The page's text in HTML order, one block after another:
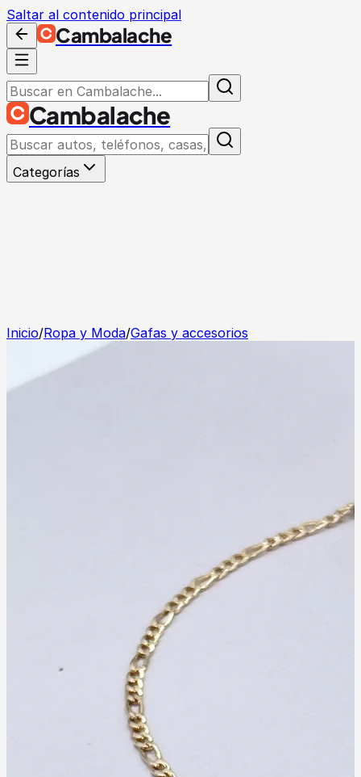
Saltar al contenido principal
Cambalache
Cambalache
Categorías
Inicio/Ropa y Moda/Gafas y accesorios